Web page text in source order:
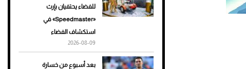
لإطلالة جريئة وعصرية
للفضاء يحتفيان بإرث
«Speedmaster» في
استكشاف الفضاء
2026-08-09
بعد أسبوع من خسارة